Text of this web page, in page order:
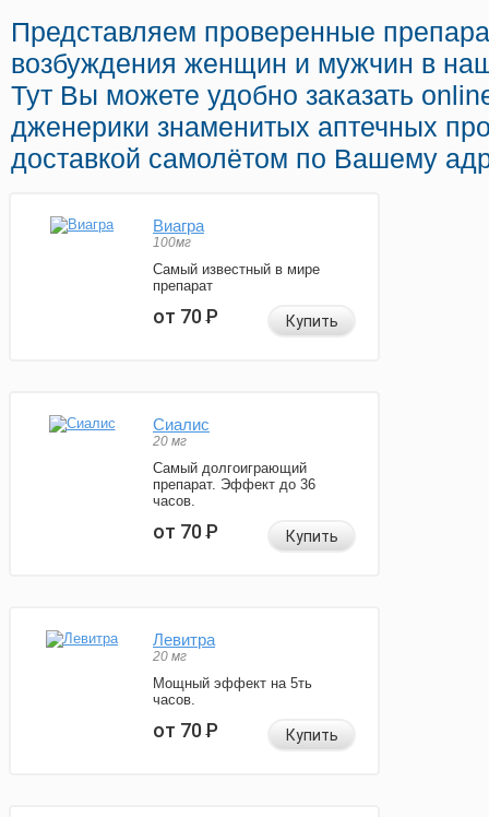
Представляем проверенные
возбуждения женщин и мужчин в
Тут Вы можете удобно заказать
дженерики знаменитых аптечных
доставкой самолётом по Вашему
Виагра
100мг
Самый известный в мире
препарат
от 70Р Купить
Сиалис
20 мг
Самый долгоиграющий
препарат. Эффект до 36
часов.
от 70Р Купить
Левитра
20 мг
Мощный эффект на 5ть
часов.
от 70Р Купить